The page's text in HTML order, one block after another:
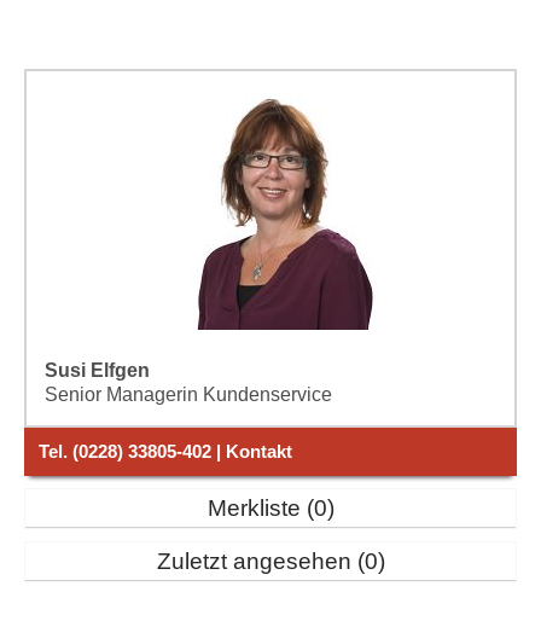
Susi Elfgen
Senior Managerin Kundenservice
Tel. (0228) 33805-402 | Kontakt
Merkliste 0
Zuletzt angesehen 0